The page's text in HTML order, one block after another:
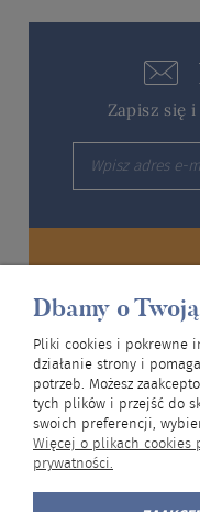
Zapisz się
Zrób zakupy
Przesyłki dostarczają:
Dbamy o
Pliki cookies i pokrewne
działanie strony i
potrzeb. Możesz
tych plików i przejść do
swoich preferencji,
Więcej o plikach cookies
prywatności.